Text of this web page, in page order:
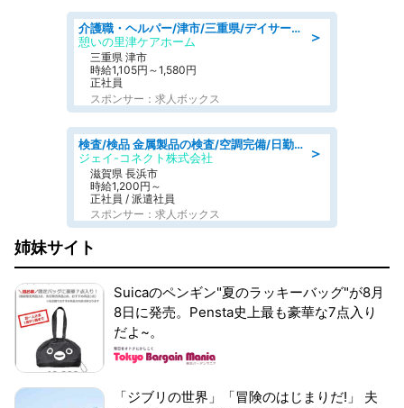
＞
介護職・ヘルパー/津市/三重県/デイサービス/近鉄名古屋線
憩いの里津ケアホーム
三重県 津市
時給1,105円～1,580円
正社員
スポンサー：求人ボックス
＞
検査/検品 金属製品の検査/空調完備/日勤·土日祝休み
ジェイ-コネクト株式会社
滋賀県 長浜市
時給1,200円～
正社員 / 派遣社員
スポンサー：求人ボックス
姉妹サイト
Suicaのペンギン"夏のラッキーバッグ"が8月
8日に発売。Pensta史上最も豪華な7点入り
だよ~。
「ジブリの世界」「冒険のはじまりだ!」 夫